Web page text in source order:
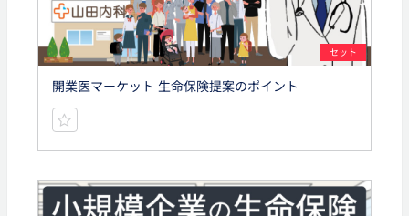
セット
開業医マーケット 生命保険提案のポイント